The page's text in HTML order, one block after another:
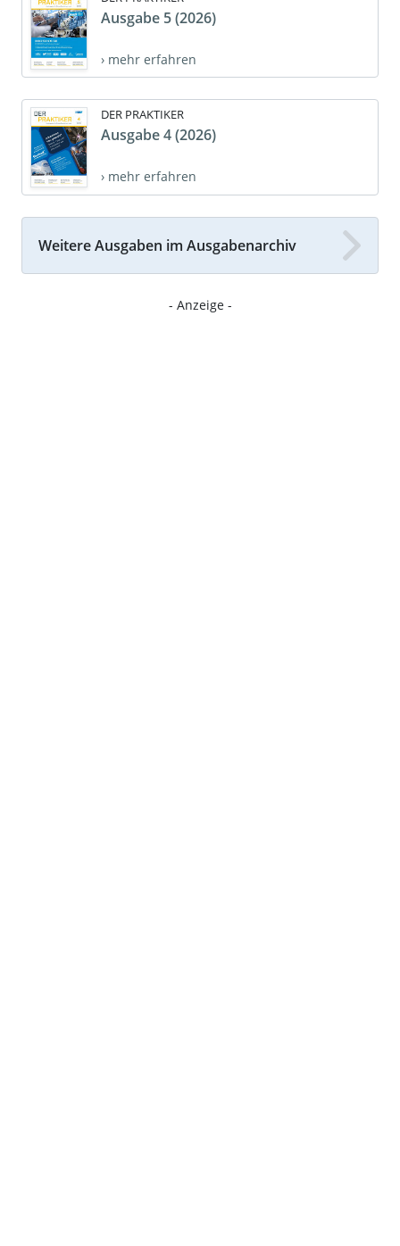
Ausgabe 5 (2026)
› mehr erfahren
DER PRAKTIKER
Ausgabe 4 (2026)
› mehr erfahren
Weitere Ausgaben im Ausgabenarchiv
- Anzeige -